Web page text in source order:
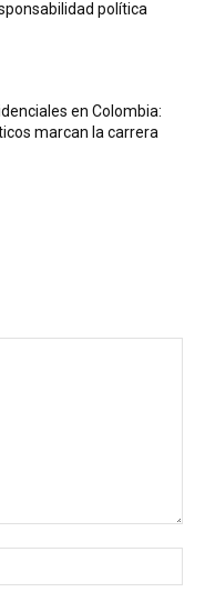
política
en Colombia:
marcan la carrera